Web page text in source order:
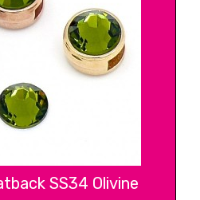
SS34 Olivine